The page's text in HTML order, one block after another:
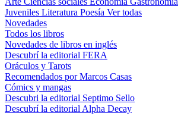
Juveniles Literatura Poesía Ver todas
Novedades
Todos los libros
Novedades de libros en inglés
Descubrí la editorial FERA
Oráculos y Tarots
Recomendados por Marcos Casas
Cómics y mangas
Descubri la editorial Septimo Sello
Descubrí la editorial Alpha Decay